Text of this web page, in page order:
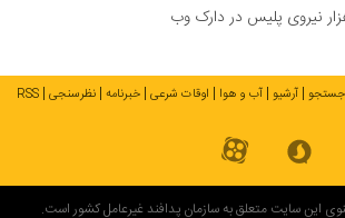
جستجو آرشیو آب و هوا اوقات شرعی خبرنامه نظرسنجی RSS
این سایت متعلق به سازمان پدافند غیرعامل کشور است.